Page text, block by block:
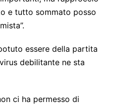
e tutto sommato posso
essere della partita
debilitante ne sta
ci ha permesso di